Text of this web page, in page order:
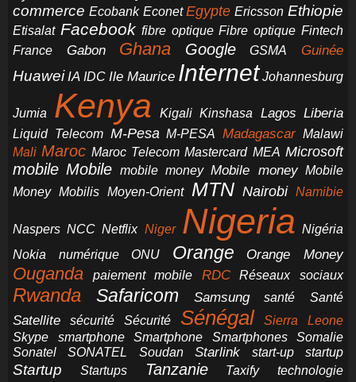
commerce Ecobank Econet Egypte Ericsson Ethiopie
Etisalat Facebook fibre optique Fibre optique Fintech
France
Gabon Ghana Google GSMA Guinée
Huawei IA IDC Ile Maurice Internet Johannesburg
Jumia Kenya Kigali Kinshasa Lagos Liberia
Liquid Telecom M-Pesa M-PESA Madagascar Malawi
Mali Maroc Maroc Telecom Mastercard MEA Microsoft
mobile Mobile mobile money Mobile money Mobile
Money Mobilis Moyen-Orient MTN Nairobi Namibie
Naspers NCC Netflix Niger Nigeria Nigéria
Nokia
numérique ONU Orange Orange Money
Ouganda paiement mobile RDC Réseaux sociaux
Rwanda Safaricom Samsung santé Santé
Satellite sécurité Sécurité Sénégal
Sierra Leone
Skype
smartphone Smartphone Smartphones
Somalie
Sonatel
SONATEL Soudan Starlink start-up startup
Startup Startups Tanzanie Taxify technologie